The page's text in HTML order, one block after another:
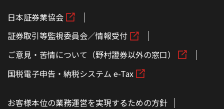
日本証券業協会
証券取引等監視委員会／情報受付
ご意見・苦情について（野村證券以外の窓口）
国税電子申告・納税システム e-Tax
お客様本位の業務運営を実現するための方針